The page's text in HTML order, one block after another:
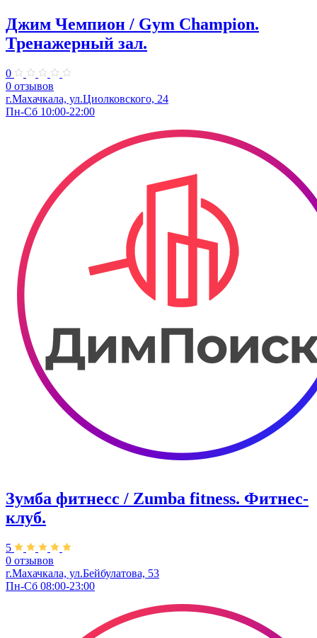
Джим Чемпион / Gym Champion.
Тренажерный зал.
0
0 отзывов
г.Махачкала​, ул.Циолковского, 24
Пн-Сб 10:00-22:00
Зумба фитнесс / Zumba fitness. Фитнес-
клуб.
5
0 отзывов
г.Махачкала, ул.Бейбулатова, 53
Пн-Сб 08:00-23:00